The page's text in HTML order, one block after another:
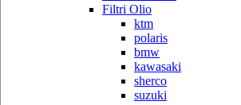
Filtri Olio
ktm
polaris
bmw
kawasaki
sherco
suzuki